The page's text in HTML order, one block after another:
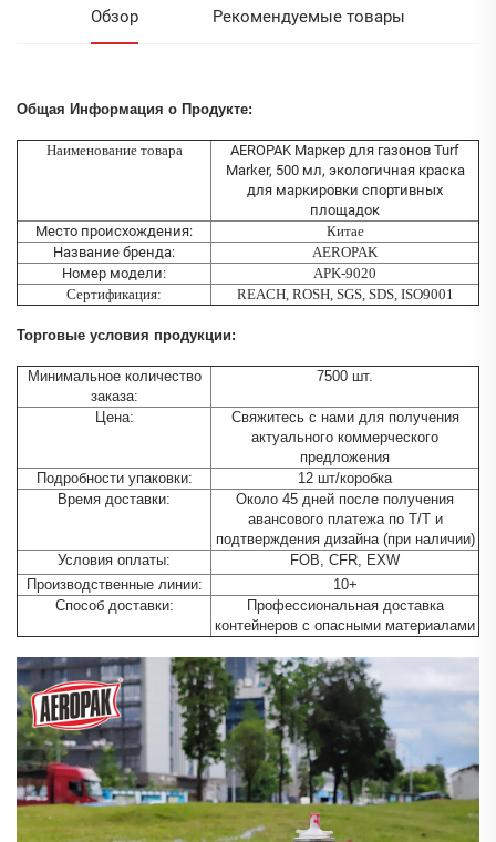
Обзор Рекомендуемые товары
Общая Информация о Продукте:
Наименование товара
AEROPAK Маркер для газонов Turf
Marker, 500 мл, экологичная краска
для маркировки спортивных
площадок
Место происхождения:
Китае
Название бренда:
AEROPAK
Номер модели:
APK-9020
Сертификация:
REACH, ROSH, SGS, SDS, ISO9001
Торговые условия продукции:
Минимальное количество
заказа:
7500 шт.
Цена:
Свяжитесь с нами для получения
актуального коммерческого
предложения
Подробности упаковки:
12 шт/коробка
Время доставки:
Около 45 дней после получения
авансового платежа по T/T и
подтверждения дизайна (при наличии)
Условия оплаты:
FOB, CFR, EXW
Производственные линии:
10+
Способ доставки:
Профессиональная доставка
контейнеров с опасными материалами